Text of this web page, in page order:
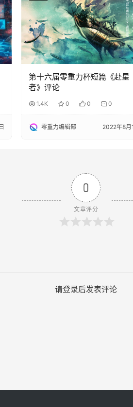
第十六届零重力杯短篇《赴星
者》评论
1.4K 0 0 0
零重力编辑部 2022年8月
0
文章评分
请登录后发表评论